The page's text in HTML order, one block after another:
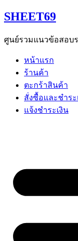
Skip
to
SHEET69
ศูนย์รวมแนวข้อสอบ
หน้าแรก
ร้านค้า
ตะกร้าสินค้า
สั่งซื้อและชำระ
แจ้งชำระเงิน